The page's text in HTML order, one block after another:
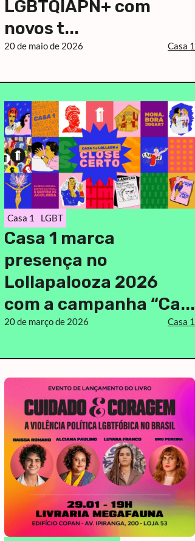
LGBTQIAPN+ com
novos t...
20 de maio de 2026 Casa 1
Casa 1 LGBT
Casa 1 marca
presença no
Lollapalooza 2026
com a campanha “Ca...
20 de março de 2026 Casa 1